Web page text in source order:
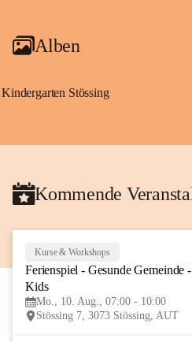
Alben
Kindergarten Stössing
Kommende
Kurse & Workshops
Ferienspiel - Gesunde
Kids
Mo., 10. Aug., 07:00 - 10:00
Stössing 7, 3073 Stössing, AUT